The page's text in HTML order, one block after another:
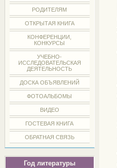
РОДИТЕЛЯМ
ОТКРЫТАЯ КНИГА
КОНФЕРЕНЦИИ,
КОНКУРСЫ
УЧЕБНО-
ИССЛЕДОВАТЕЛЬСКАЯ
ДЕЯТЕЛЬНОСТЬ
ДОСКА ОБЪЯВЛЕНИЙ
ФОТОАЛЬБОМЫ
ВИДЕО
ГОСТЕВАЯ КНИГА
ОБРАТНАЯ СВЯЗЬ
Год литературы